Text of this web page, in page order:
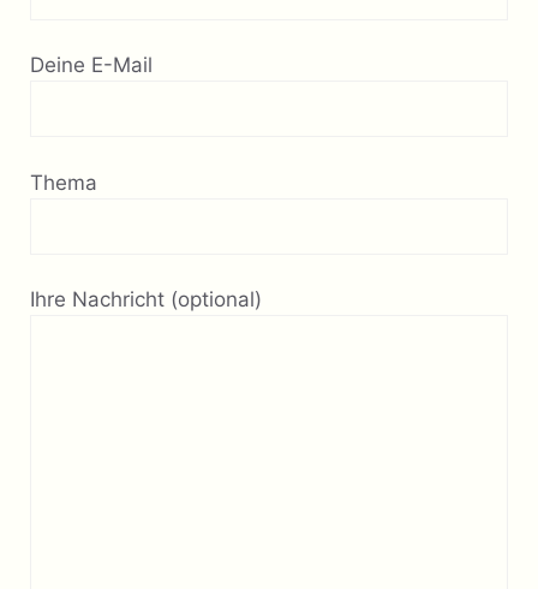
Deine E-Mail
Thema
Ihre Nachricht (optional)